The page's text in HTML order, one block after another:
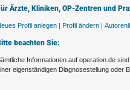
Ärzte, Kliniken, OP-Zentren und
Profil anlegen | Profil ändern |
beachten Sie:
Informationen auf operation.de
eigenständigen Diagnosestellung oder